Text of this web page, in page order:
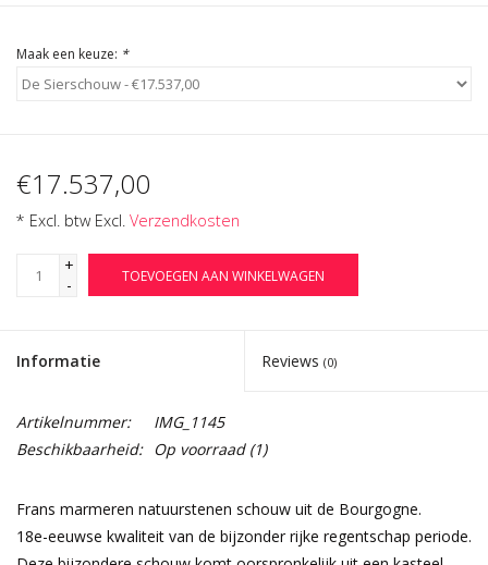
Maak een keuze: *
€17.537,00
* Excl. btw Excl. Verzendkosten
+
-
TOEVOEGEN AAN WINKELWAGEN
Informatie Reviews (0)
Artikelnummer:
IMG_1145
Beschikbaarheid: Op voorraad(1)
Frans marmeren natuurstenen schouw uit de Bourgogne.
18e-eeuwse kwaliteit van de bijzonder rijke regentschap periode.